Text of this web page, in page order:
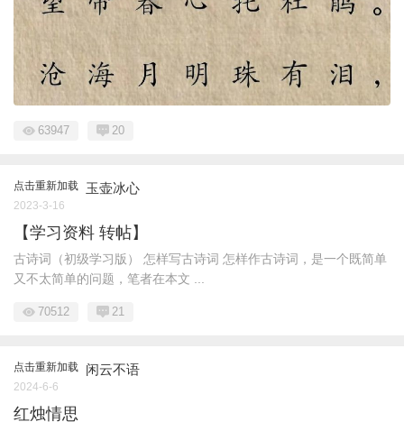
63947 20
点击重新加载 玉壶冰心
2023-3-16
【学习资料 转帖】
古诗词（初级学习版） 怎样写古诗词 怎样作古诗词，是一个既简单
又不太简单的问题，笔者在本文 ...
70512 21
点击重新加载 闲云不语
2024-6-6
红烛情思